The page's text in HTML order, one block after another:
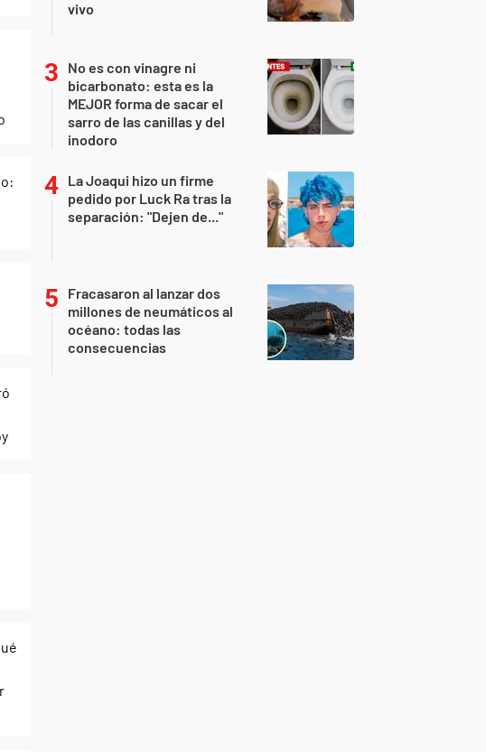
vivo
No es con vinagre ni
bicarbonato: esta es la
MEJOR forma de sacar el
sarro de las canillas y del
inodoro
La Joaqui hizo un firme
pedido por Luck Ra tras la
separación: "Dejen de..."
Fracasaron al lanzar dos
millones de neumáticos al
océano: todas las
consecuencias